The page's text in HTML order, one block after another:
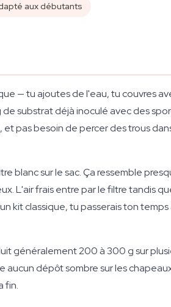
aux débutants
— tu ajoutes de l'eau, tu couvres
substrat déjà inoculé avec des
pas besoin de percer des trous
blanc sur le sac. Ça ressemble
L'air frais entre par le filtre tandis
kit classique, tu passerais ton temps
généralement 200 à 300 g sur
aucun dépôt sombre sur les
fin.